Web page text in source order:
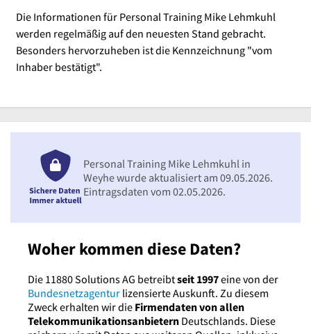
Die Informationen für Personal Training Mike Lehmkuhl
werden regelmäßig auf den neuesten Stand gebracht.
Besonders hervorzuheben ist die Kennzeichnung "vom
Inhaber bestätigt".
Woher kommen diese Daten?
Die 11880 Solutions AG betreibtseit 1997eine von der
Bundesnetzagentur lizensierte Auskunft. Zu diesem
Zweck erhalten wir die Firmendaten von allen
Telekommunikationsanbietern Deutschlands. Diese
Personal Training Mike Lehmkuhl in
Weyhe wurde aktualisiert am 09.05.2026.
Eintragsdaten vom 02.05.2026.